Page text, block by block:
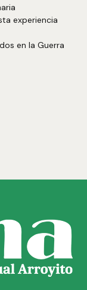
experiencia
en la Guerra